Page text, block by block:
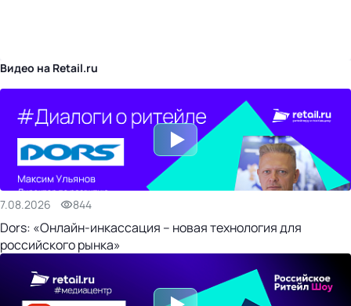
Видео на Retail.ru
7.08.2026 844
Dors: «Онлайн-инкассация – новая технология для
российского рынка»